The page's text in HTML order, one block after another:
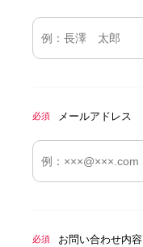
必須 メールアドレス
必須 お問い合わせ内容